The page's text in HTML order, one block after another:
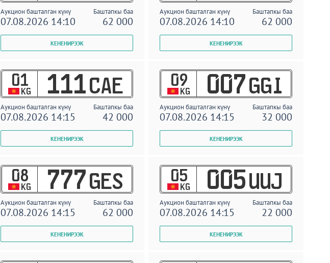
Аукцион башталган күнү Баштапкы баа
07.08.2026 14:10 62 000
Аукцион башталган күнү Баштапкы баа
07.08.2026 14:10 62 000
01
KG 111 CAE
Аукцион башталган күнү Баштапкы баа
07.08.2026 14:15 42 000
09
KG 007 GGI
Аукцион башталган күнү Баштапкы баа
07.08.2026 14:15 32 000
08
KG 777 GES
Аукцион башталган күнү Баштапкы баа
07.08.2026 14:15 62 000
05
KG 005 UUJ
Аукцион башталган күнү Баштапкы баа
07.08.2026 14:15 22 000